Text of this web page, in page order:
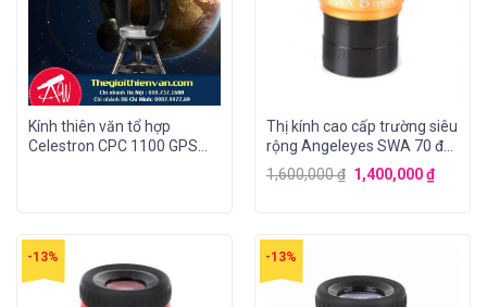
Kính thiên văn tổ hợp
Celestron CPC 1100 GPS
Thị kính cao cấp trường siêu
rộng Angeleyes SWA 70 độ
– 8mm
1,600,000₫ 1,400,000₫
-13% -13%